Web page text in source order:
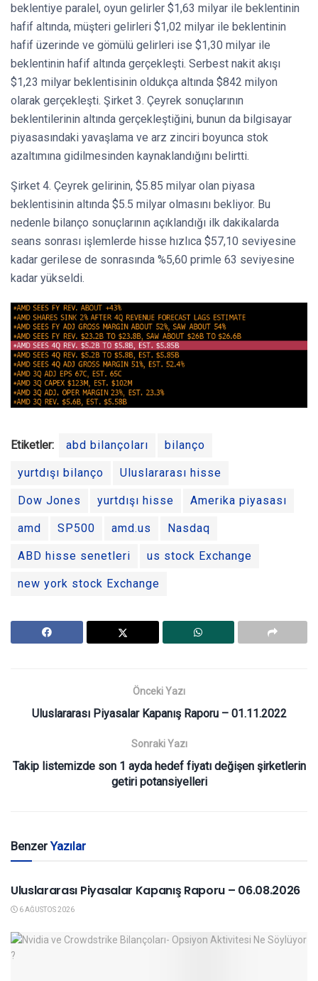
beklentiye paralel, oyun gelirler $1,63 milyar ile beklentinin
hafif altında, müşteri gelirleri $1,02 milyar ile beklentinin
hafif üzerinde ve gömülü gelirleri ise $1,30 milyar ile
beklentinin hafif altında gerçekleşti. Serbest nakit akışı
$1,23 milyar beklentisinin oldukça altında $842 milyon
olarak gerçekleşti. Şirket 3. Çeyrek sonuçlarının
beklentilerinin altında gerçekleştiğini, bunun da bilgisayar
piyasasındaki yavaşlama ve arz zinciri boyunca stok
azaltımına gidilmesinden kaynaklandığını belirtti.
Şirket 4. Çeyrek gelirinin, $5.85 milyar olan piyasa
beklentisinin altında $5.5 milyar olmasını bekliyor. Bu
nedenle bilanço sonuçlarının açıklandığı ilk dakikalarda
seans sonrası işlemlerde hisse hızlıca $57,10 seviyesine
kadar gerilese de sonrasında %5,60 primle 63 seviyesine
kadar yükseldi.
Etiketler: abd bilançoları bilanço
yurtdışı bilanço Uluslararası hisse
Dow Jones yurtdışı hisse Amerika piyasası
amd SP500 amd.us Nasdaq
ABD hisse senetleri us stock Exchange
new york stock Exchange
Önceki Yazı
Uluslararası Piyasalar Kapanış Raporu – 01.11.2022
Sonraki Yazı
Takip listemizde son 1 ayda hedef fiyatı değişen şirketlerin
getiri potansiyelleri
BenzerYazılar
YURTDIŞI PIYASALAR
Uluslararası Piyasalar Kapanış Raporu – 06.08.2026
6 AĞUSTOS 2026